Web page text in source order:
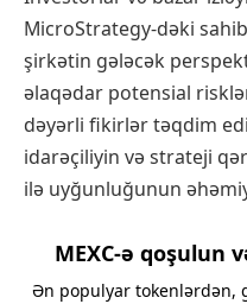
MicroStrategy-dəki
şirkətin gələcək
əlaqədar potensial
dəyərli fikirlər təqdim
idarəçiliyin və strateji
ilə uyğunluğunun
MEXC-ə qoşulun
Ən populyar tokenlərdən,